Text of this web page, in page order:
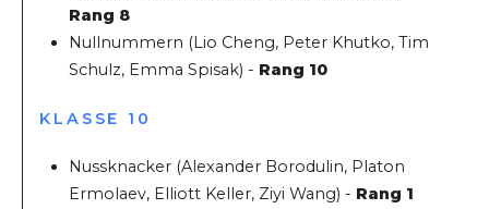
Rang 8
Nullnummern (Lio Cheng, Peter Khutko, Tim
Schulz, Emma Spisak) - Rang 10
KLASSE 10
Nussknacker (Alexander Borodulin, Platon
Ermolaev, Elliott Keller, Ziyi Wang) - Rang 1